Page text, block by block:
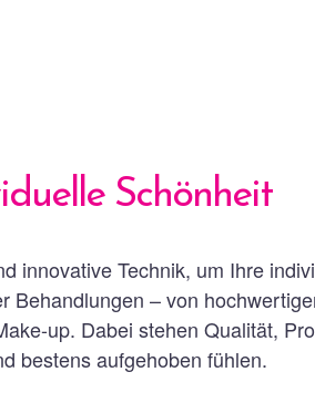
Schönheit
innovative Technik, um Ihre
– von
up. Dabei stehen Qualität,
bestens aufgehoben fühlen.